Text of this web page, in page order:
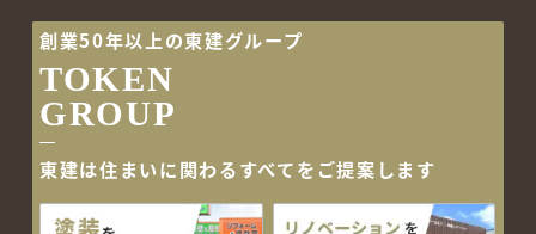
創業50年以上の東建グループ
TOKEN
GROUP
東建は住まいに関わるすべてをご提案します